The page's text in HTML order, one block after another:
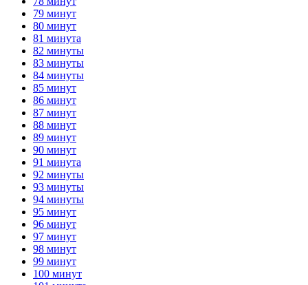
79 минут
80 минут
81 минута
82 минуты
83 минуты
84 минуты
85 минут
86 минут
87 минут
88 минут
89 минут
90 минут
91 минута
92 минуты
93 минуты
94 минуты
95 минут
96 минут
97 минут
98 минут
99 минут
100 минут